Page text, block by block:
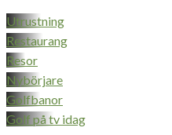
Utrustning
Restaurang
Resor
Nybörjare
Golfbanor
Golf på tv idag